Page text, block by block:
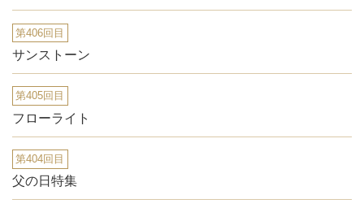
第406回目
サンストーン
第405回目
フローライト
第404回目
父の日特集